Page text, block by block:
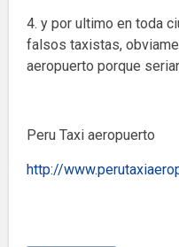
4. y por ultimo en toda
falsos taxistas,
aeropuerto porque
Peru Taxi aeropuerto
http://